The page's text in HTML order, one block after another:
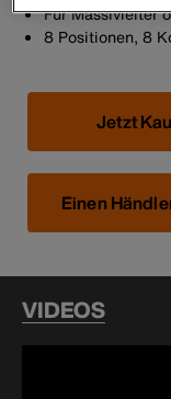
Für Massivleiter
8 Positionen, 8
Jetzt
Einen
VIDEOS